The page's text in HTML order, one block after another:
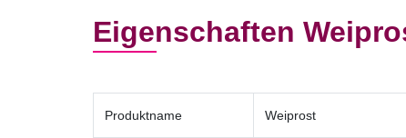
Eigenschaften
Produktname Weiprost